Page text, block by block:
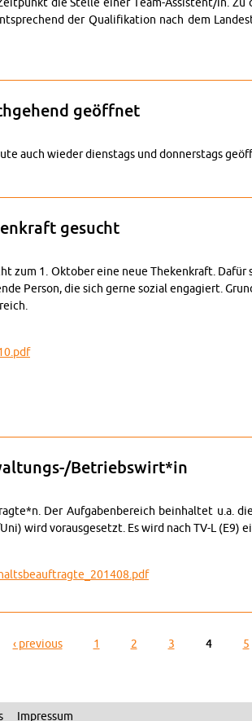
die Stelle einer Team-As­sis­tent/in.
der Qual­i­fika­tion nach dem
geöffnet
auch wieder di­en­stags und don­ner­stags
gesucht
zum 1. Ok­to­ber eine neue Thekenkraft.
Per­son, die sich gerne sozial en­gagiert.
Be­trieb­swirt*in
Der Auf­gaben­bere­ich bein­hal­tet u.a.
wird vo­raus­ge­setzt. Es wird nach TV-L
‹ pre­vi­ous 1 2 3 4 5
Im­pres­sum